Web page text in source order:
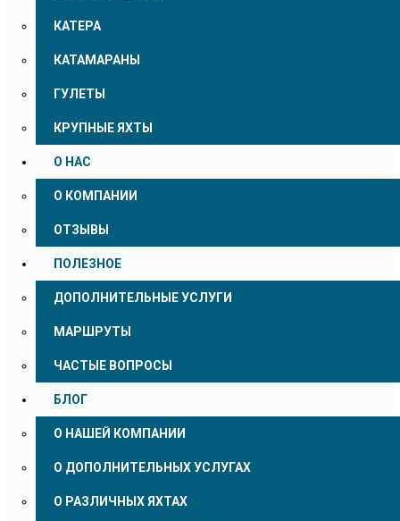
КАТЕРА
КАТАМАРАНЫ
ГУЛЕТЫ
КРУПНЫЕ ЯХТЫ
О НАС
О КОМПАНИИ
ОТЗЫВЫ
ПОЛЕЗНОЕ
ДОПОЛНИТЕЛЬНЫЕ УСЛУГИ
МАРШРУТЫ
ЧАСТЫЕ ВОПРОСЫ
БЛОГ
О НАШЕЙ КОМПАНИИ
О ДОПОЛНИТЕЛЬНЫХ УСЛУГАХ
О РАЗЛИЧНЫХ ЯХТАХ